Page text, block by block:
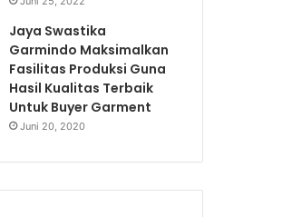
Jaya Swastika
Garmindo Maksimalkan
Fasilitas Produksi Guna
Hasil Kualitas Terbaik
Untuk Buyer Garment
Juni 20, 2020